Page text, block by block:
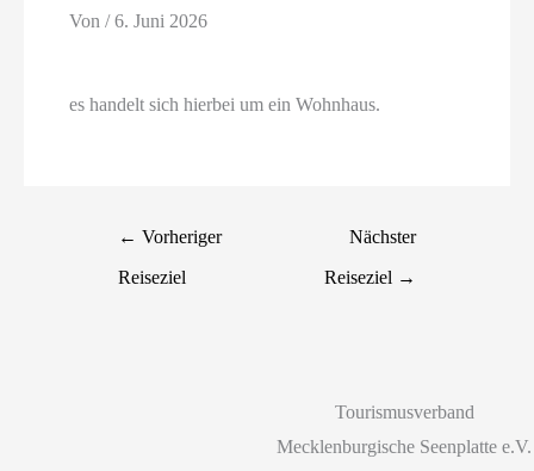
Von/6. Juni 2026
es handelt sich hierbei um ein Wohnhaus.
← Vorheriger
Reiseziel
Nächster
Reiseziel →
Tourismusverband
Mecklenburgische Seenplatte e.V.